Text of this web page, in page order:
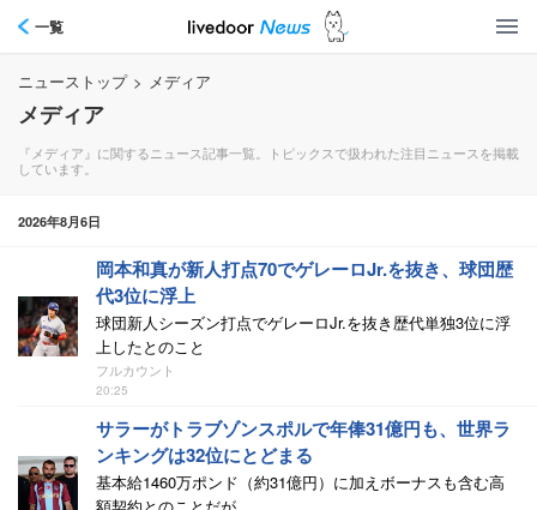
一覧
ニューストップ > メディア
メディア
『メディア』に関するニュース記事一覧。トピックスで扱われた注目ニュースを掲載
しています。
2026年8月6日
岡本和真が新人打点70でゲレーロJr.を抜き、球団歴
代3位に浮上
球団新人シーズン打点でゲレーロJr.を抜き歴代単独3位に浮
上したとのこと
フルカウント
20:25
サラーがトラブゾンスポルで年俸31億円も、世界ラ
ンキングは32位にとどまる
基本給1460万ポンド（約31億円）に加えボーナスも含む高